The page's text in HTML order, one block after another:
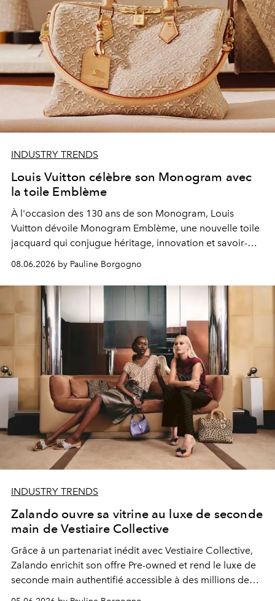
INDUSTRY TRENDS
Louis Vuitton célèbre son Monogram avec
la toile Emblème
À l'occasion des 130 ans de son Monogram, Louis
Vuitton dévoile Monogram Emblème, une nouvelle toile
jacquard qui conjugue héritage, innovation et savoir-
08.06.2026 by Pauline Borgogno
INDUSTRY TRENDS
Zalando ouvre sa vitrine au luxe de seconde
main de Vestiaire Collective
Grâce à un partenariat inédit avec Vestiaire Collective,
Zalando enrichit son offre Pre-owned et rend le luxe de
seconde main authentifié accessible à des millions de